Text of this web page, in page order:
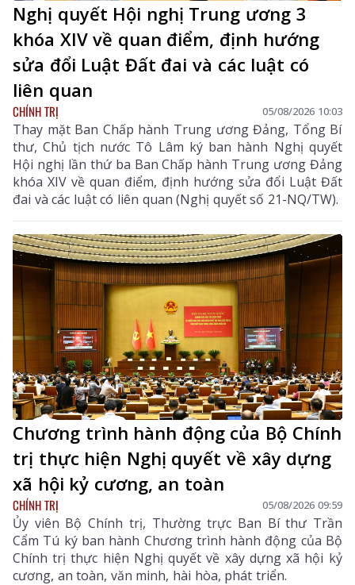
Nghị quyết Hội nghị Trung ương 3
khóa XIV về quan điểm, định hướng
sửa đổi Luật Đất đai và các luật có
liên quan
CHÍNH TRỊ 05/08/2026 10:03
Thay mặt Ban Chấp hành Trung ương Đảng, Tổng Bí
thư, Chủ tịch nước Tô Lâm ký ban hành Nghị quyết
Hội nghị lần thứ ba Ban Chấp hành Trung ương Đảng
khóa XIV về quan điểm, định hướng sửa đổi Luật Đất
đai và các luật có liên quan (Nghị quyết số 21-NQ/TW).
Chương trình hành động của Bộ Chính
trị thực hiện Nghị quyết về xây dựng
xã hội kỷ cương, an toàn
CHÍNH TRỊ 05/08/2026 09:59
Ủy viên Bộ Chính trị, Thường trực Ban Bí thư Trần
Cẩm Tú ký ban hành Chương trình hành động của Bộ
Chính trị thực hiện Nghị quyết về xây dựng xã hội kỷ
cương, an toàn, văn minh, hài hòa, phát triển.